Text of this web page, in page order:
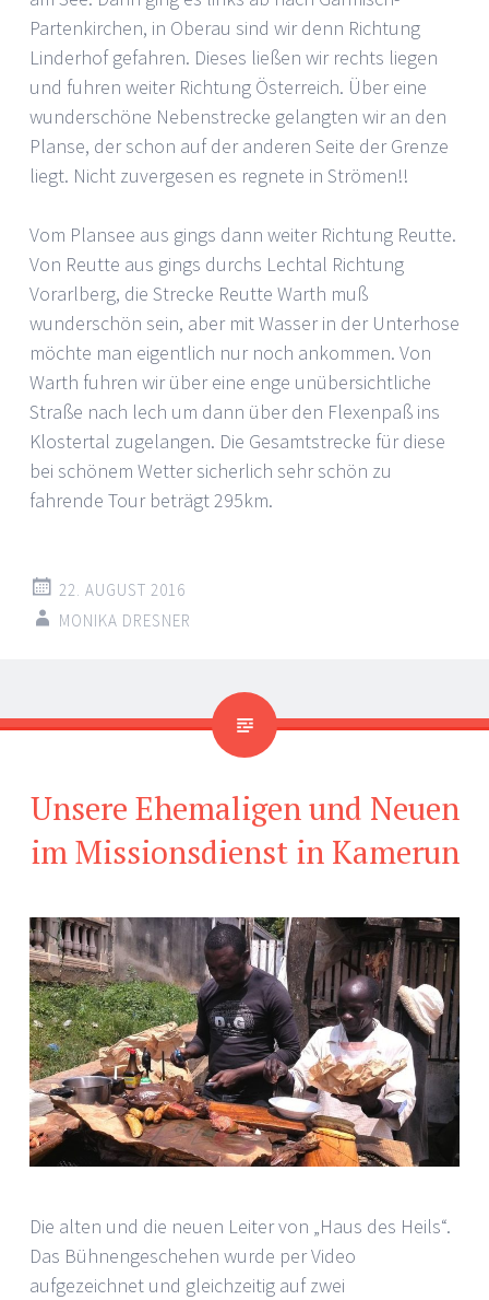
Partenkirchen, in Oberau sind wir denn Richtung
Linderhof gefahren. Dieses ließen wir rechts liegen
und fuhren weiter Richtung Österreich. Über eine
wunderschöne Nebenstrecke gelangten wir an den
Planse, der schon auf der anderen Seite der Grenze
liegt. Nicht zuvergesen es regnete in Strömen!!
Vom Plansee aus gings dann weiter Richtung Reutte.
Von Reutte aus gings durchs Lechtal Richtung
Vorarlberg, die Strecke Reutte Warth muß
wunderschön sein, aber mit Wasser in der Unterhose
möchte man eigentlich nur noch ankommen. Von
Warth fuhren wir über eine enge unübersichtliche
Straße nach lech um dann über den Flexenpaß ins
Klostertal zugelangen. Die Gesamtstrecke für diese
bei schönem Wetter sicherlich sehr schön zu
fahrende Tour beträgt 295km.
22. AUGUST 2016
MONIKA DRESNER
Unsere Ehemaligen und Neuen
im Missionsdienst in Kamerun
Die alten und die neuen Leiter von „Haus des Heils“.
Das Bühnengeschehen wurde per Video
aufgezeichnet und gleichzeitig auf zwei